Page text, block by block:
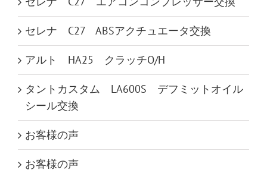
セレナ C27 ABSアクチュエータ交換
アルト HA25 クラッチO/H
タントカスタム LA600S デフミットオイル
シール交換
お客様の声
お客様の声